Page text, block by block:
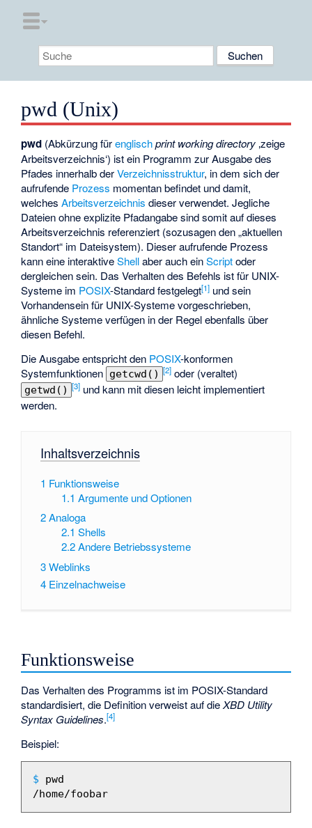
pwd (Unix)
pwd (Abkürzung fürenglisch print working directory ‚zeige
Arbeitsverzeichnis‘) ist ein Programm zur Ausgabe des
Pfades innerhalb derVerzeichnisstruktur, in dem sich der
aufrufende Prozess momentan befindet und damit,
welchesArbeitsverzeichnis dieser verwendet. Jegliche
Dateien ohne explizite Pfadangabe sind somit auf dieses
Arbeitsverzeichnis referenziert (sozusagen den „aktuellen
Standort“ im Dateisystem). Dieser aufrufende Prozess
kann eine interaktiveShellaber auch einScriptoder
dergleichen sein. Das Verhalten des Befehls ist für UNIX-
Systeme im POSIX-Standard festgelegt[1] und sein
Vorhandensein für UNIX-Systeme vorgeschrieben,
ähnliche Systeme verfügen in der Regel ebenfalls über
diesen Befehl.
Die Ausgabe entspricht den POSIX-konformen
Systemfunktionen getcwd() [2] oder (veraltet)
getwd() [3] und kann mit diesen leicht implementiert
werden.
Inhaltsverzeichnis
1 Funktionsweise
1.1 Argumente und Optionen
2Analoga
2.1 Shells
2.2 Andere Betriebssysteme
3Weblinks
4 Einzelnachweise
Funktionsweise
Das Verhalten des Programms ist im POSIX-Standard
standardisiert, die Definition verweist auf dieXBD Utility
Syntax Guidelines.[4]
Beispiel:
$ pwd
/home/foobar